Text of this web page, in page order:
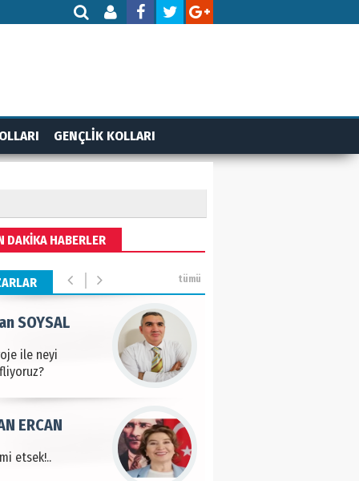
GENÇLİK KOLLARI
DAKİKA HABERLER
tümü
TAŞDEMİR
- Sağlık turizminde
başarı…
BULUZ
tarımla para
ile neyi
SOYSAL
etsek!..
ERCAN